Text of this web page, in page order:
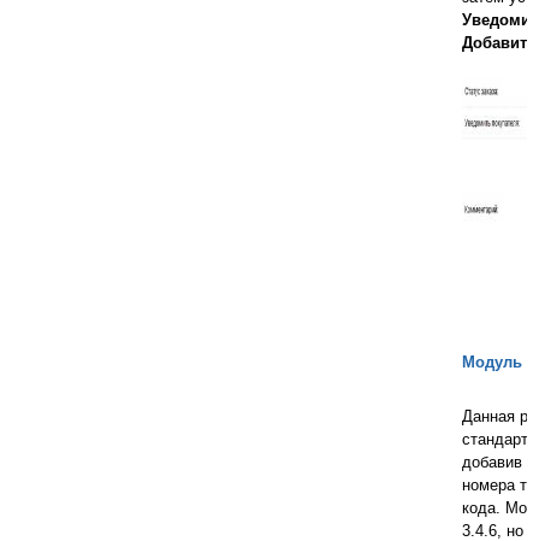
Модуль
Данная
добавив
номера
кода.
3.4.6, но